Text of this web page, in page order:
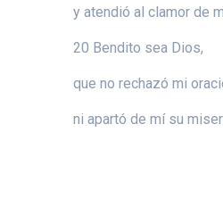
y atendió al clamor de
20 Bendito sea Dios,
que no rechazó mi
ni apartó de mí su